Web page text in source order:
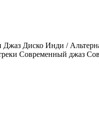
Джаз Диско Инди /
Современный джаз